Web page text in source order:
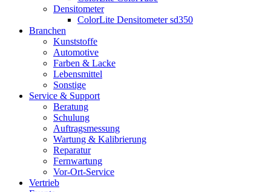
Densitometer
ColorLite Densitometer sd350
Branchen
Kunststoffe
Automotive
Farben & Lacke
Lebensmittel
Sonstige
Service & Support
Beratung
Schulung
Auftragsmessung
Wartung & Kalibrierung
Reparatur
Fernwartung
Vor-Ort-Service
Vertrieb